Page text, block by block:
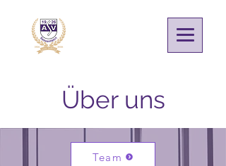
Über uns
Team